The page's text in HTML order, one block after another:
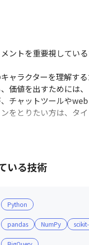
ントを重要視してい
ャラクターを理解す
価値を出すためには
チャットツールや
をとりたい方は、タ
いる技術
Python
pandas NumPy